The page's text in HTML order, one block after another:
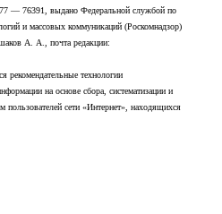
— 76391, выдано Федеральной службой по
и массовых коммуникаций (Роскомнадзор)
А. А., почта редакции:
рекомендательные технологии
на основе сбора, систематизации и
пользователей сети «Интернет», находящихся